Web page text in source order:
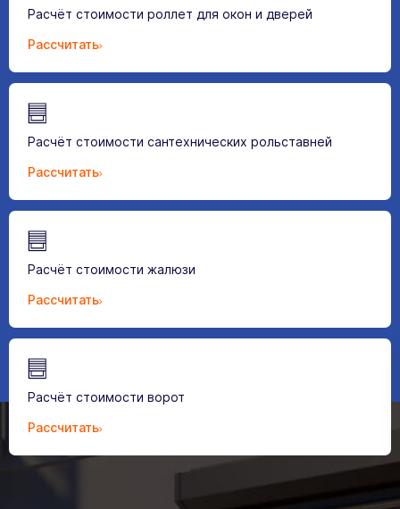
Расчёт стоимости роллет для окон и дверей
Рассчитать
Расчёт стоимости сантехнических рольставней
Рассчитать
Расчёт стоимости жалюзи
Рассчитать
Расчёт стоимости ворот
Рассчитать